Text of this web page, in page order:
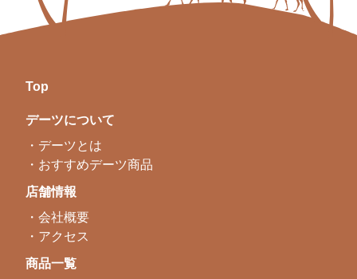
Top
デーツについて
・デーツとは
・おすすめデーツ商品
店舗情報
・会社概要
・アクセス
商品一覧